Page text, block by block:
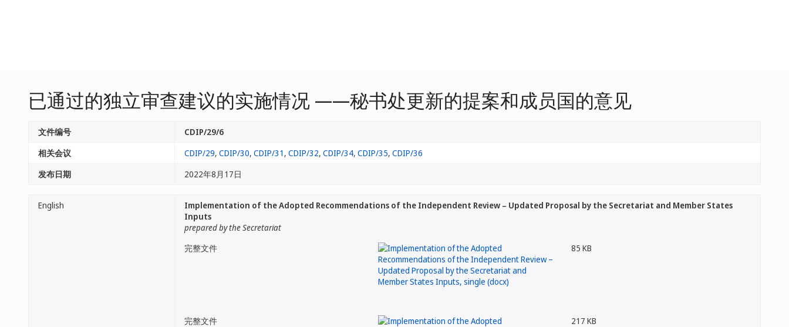
已通过的独立审查建议的实施情况 ——秘书处更新的提案和成员国的意见
文件编号
CDIP/29/6
相关会议
CDIP/29, CDIP/30, CDIP/31 , CDIP/32, CDIP/34, CDIP/35, CDIP/36
发布日期
2022年8月17日
English
Implementation of the Adopted Recommendations of the Independent Review – Updated Proposal by the Secretariat and Member States
Inputs
prepared by the Secretariat
完整文件
85 KB
完整文件 217 KB